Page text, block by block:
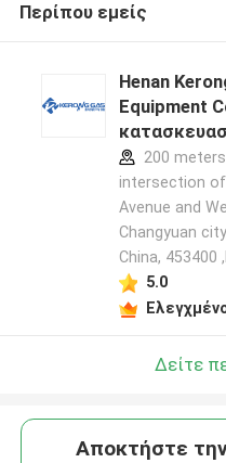
Περίπου εμείς
Henan
Equipment
200
intersection of
Avenue and
Changyuan
China, 453400
5.0
Δείτε
Αποκτήστε